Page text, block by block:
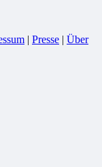
| Presse | Über